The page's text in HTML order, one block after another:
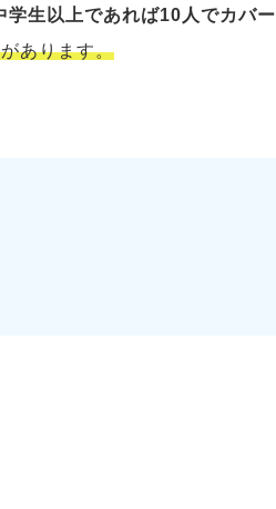
生以上であれば10人でカバー
あります。